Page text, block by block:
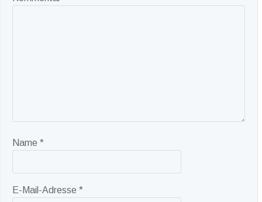
Name *
E-Mail-Adresse *